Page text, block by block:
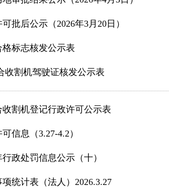
批后公示（2026年3月20日）
标志核发公示表
收割机驾驶证核发公示表
割机登记行政许可公示表
信息（3.27-4.2）
政处罚信息公示（十）
统计表（法人）2026.3.27